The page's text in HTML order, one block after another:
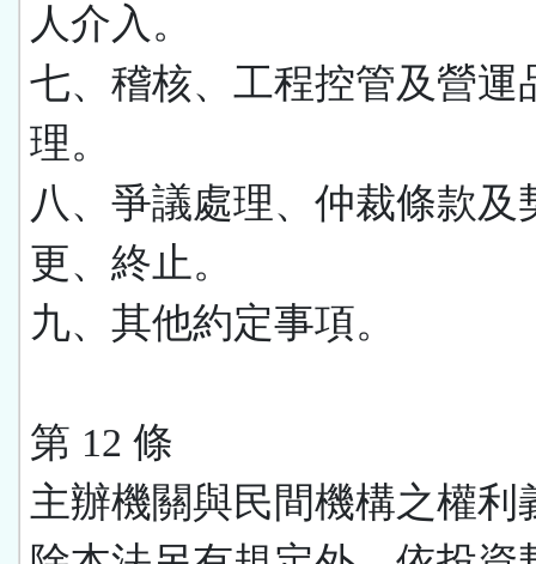
人介入。
七、稽核、工程控管及營運
理。
八、爭議處理、仲裁條款及
更、終止。
九、其他約定事項。
第 12 條
主辦機關與民間機構之權利